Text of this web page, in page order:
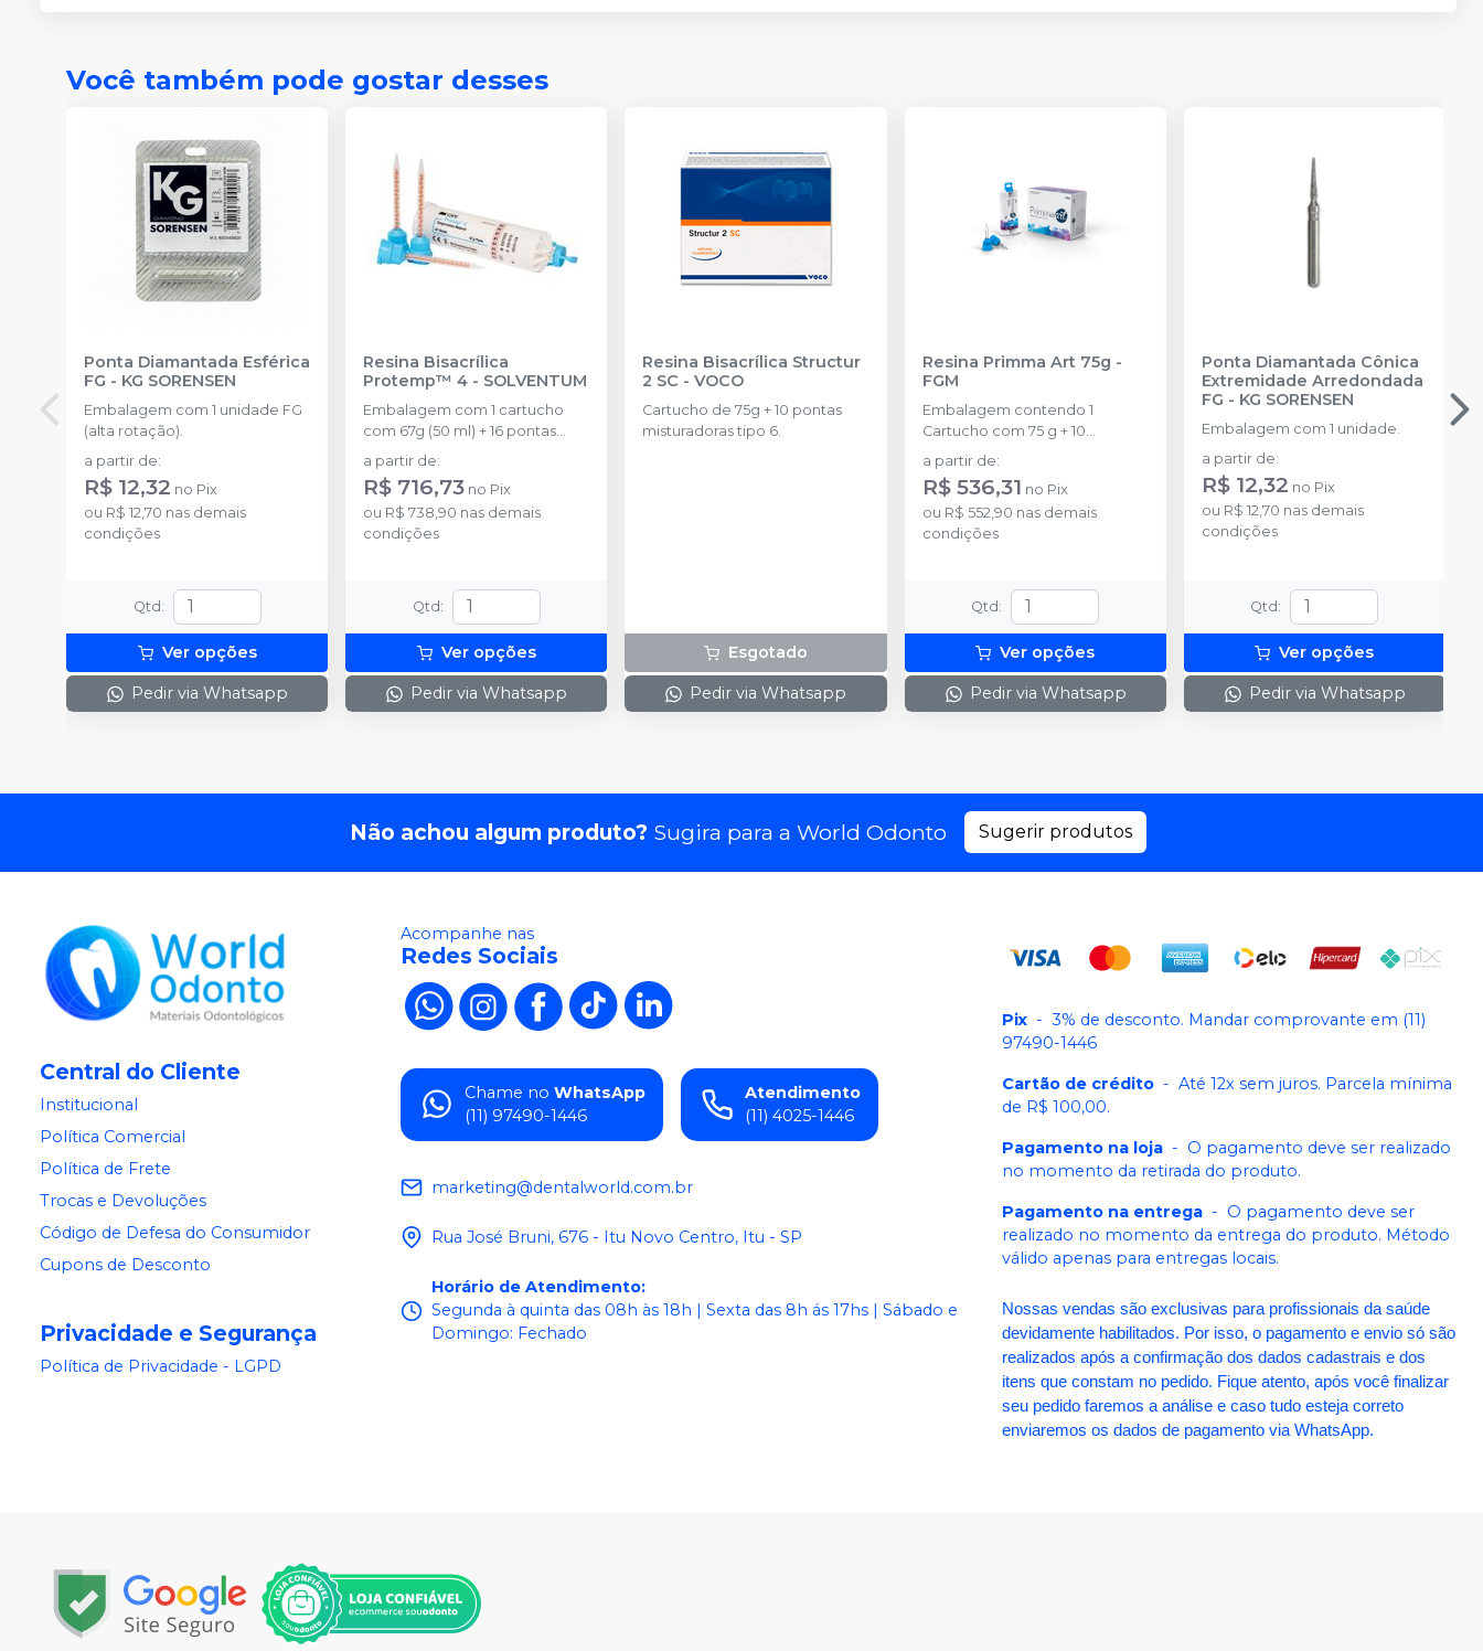
Você também pode gostar desses
Ponta Diamantada Esférica
FG - KG SORENSEN
Embalagem com 1 unidade FG
(alta rotação).
a partir de:
R$ 12,32 no Pix
ou R$ 12,70 nas demais
condições
Qtd :
Ver opções
Pedir via Whatsapp
Resina Bisacrílica
Protemp™ 4 - SOLVENTUM
Embalagem com 1 cartucho
com 67g (50 ml) + 16 pontas
misturadoras.
a partir de:
R$ 716,73 no Pix
ou R$ 738,90 nas demais
condições
Qtd :
Ver opções
Pedir via Whatsapp
Resina Bisacrílica Structur
2 SC -VOCO
Cartucho de 75g + 10 pontas
misturadoras tipo 6.
Esgotado
Pedir via Whatsapp
Resina Primma Art 75g -
FGM
Embalagem contendo 1
Cartucho com 75 g + 10
ponteiras de automistura
a partir de:
R$ 536,31 no Pix
ou R$ 552,90 nas demais
condições
Qtd :
Ver opções
Pedir via Whatsapp
Ponta Diamantada Cônica
Extremidade Arredondada
FG - KG SORENSEN
Embalagem com 1 unidade.
a partir de:
R$ 12,32 no Pix
ou R$ 12,70 nas demais
condições
Qtd :
Ver opções
Pedir via Whatsapp
Não achou algum produto? Sugira para a World Odonto Sugerir produtos
Central do Cliente
Institucional
Política Comercial
Política de Frete
Trocas e Devoluções
Código de Defesa do Consumidor
Cupons de Desconto
Privacidade e Segurança
Política de Privacidade - LGPD
Acompanhe nas
Redes Sociais
Chame no WhatsApp
(11) 97490-1446
Atendimento
(11) 4025-1446
marketing@dentalworld.com.br
Rua José Bruni, 676 - Itu Novo Centro, Itu - SP
Horário de Atendimento:
Segunda à quinta das 08h às 18h | Sexta das 8h ás 17hs | Sábado e
Domingo: Fechado
Pix - 3% de desconto. Mandar comprovante em (11)
97490-1446
Cartão de crédito - Até 12x sem juros. Parcela mínima
de R$ 100,00.
Pagamento na loja - O pagamento deve ser realizado
no momento da retirada do produto.
Pagamento na entrega - O pagamento deve ser
realizado no momento da entrega do produto. Método
válido apenas para entregas locais.
Nossas vendas são exclusivas para profissionais da saúde
devidamente habilitados. Por isso, o pagamento e envio só são
realizados após a confirmação dos dados cadastrais e dos
itens que constam no pedido. Fique atento, após você finalizar
seu pedido faremos a análise e caso tudo esteja correto
enviaremos os dados de pagamento via WhatsApp.